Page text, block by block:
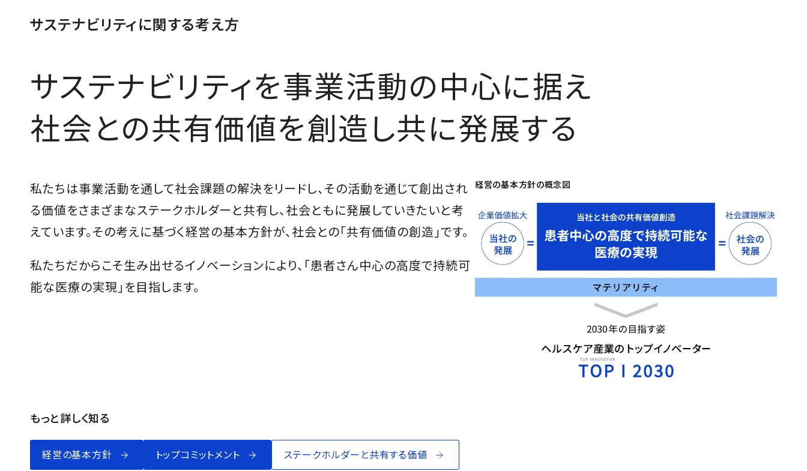
サステナビリティに関する考え方
サステナビリティを事業活動の中心に据え
社会との共有価値を創造し共に発展する
私たちは事業活動を通して社会課題の解決をリードし、その活動を通じて創出され
る価値をさまざまなステークホルダーと共有し、社会ともに発展していきたいと考
えています。その考えに基づく経営の基本方針が、社会との「共有価値の創造」です。
私たちだからこそ生み出せるイノベーションにより、「患者さん中心の高度で持続可
能な医療の実現」を目指します。
経営の基本方針の概念図
もっと詳しく知る
経営の基本方針 トップコミットメント ステークホルダーと共有する価値